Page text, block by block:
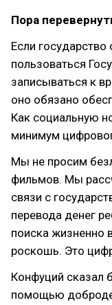
Пора
Если
пользоваться
записываться к
оно обязано
Как социальную
минимум
Мы не просим
фильмов. Мы
связи с
перевода денег
поиска жизненно
роскошь. Это
Конфуций сказал
помощью